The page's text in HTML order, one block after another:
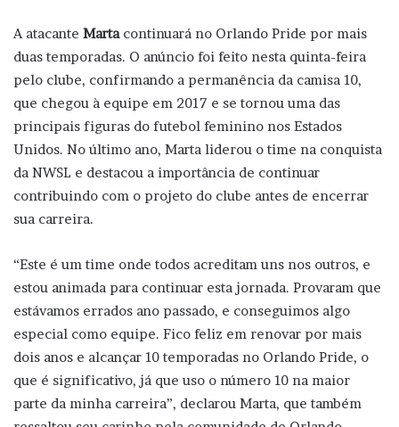
A atacante Martacontinuará no Orlando Pride por mais
duas temporadas. O anúncio foi feito nesta quinta-feira
pelo clube, confirmando a permanência da camisa 10,
que chegou à equipe em 2017 e se tornou uma das
principais figuras do futebol feminino nos Estados
Unidos. No último ano, Marta liderou o time na conquista
da NWSL e destacou a importância de continuar
contribuindo com o projeto do clube antes de encerrar
sua carreira.
“Este é um time onde todos acreditam uns nos outros, e
estou animada para continuar esta jornada. Provaram que
estávamos errados ano passado, e conseguimos algo
especial como equipe. Fico feliz em renovar por mais
dois anos e alcançar 10 temporadas no Orlando Pride, o
que é significativo, já que uso o número 10 na maior
parte da minha carreira”, declarou Marta, que também